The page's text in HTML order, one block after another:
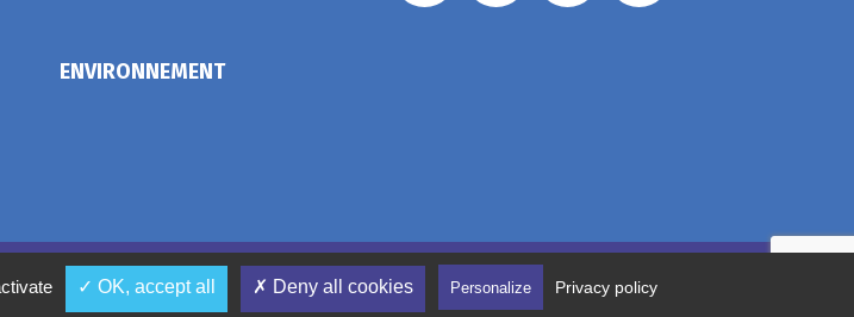
ENVIRONNEMENT
Mentions légales Conditions générales de vente
Gestion des cookies
✓ OK, accept all ✗ Deny all cookies Personalize Privacy policy